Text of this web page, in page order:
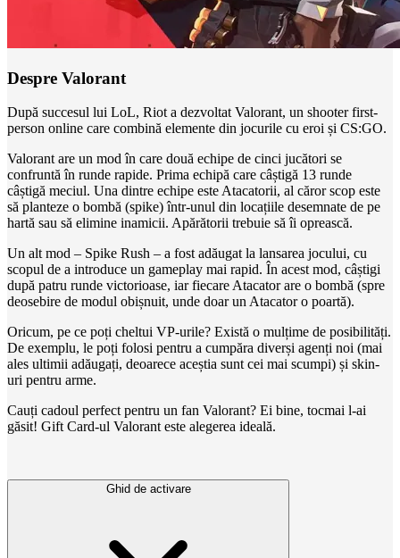
Despre Valorant
După succesul lui LoL, Riot a dezvoltat Valorant, un shooter first-
person online care combină elemente din jocurile cu eroi și CS:GO.
Valorant are un mod în care două echipe de cinci jucători se
confruntă în runde rapide. Prima echipă care câștigă 13 runde
câștigă meciul. Una dintre echipe este Atacatorii, al căror scop este
să planteze o bombă (spike) într-unul din locațiile desemnate de pe
hartă sau să elimine inamicii. Apărătorii trebuie să îi oprească.
Un alt mod – Spike Rush – a fost adăugat la lansarea jocului, cu
scopul de a introduce un gameplay mai rapid. În acest mod, câștigi
după patru runde victorioase, iar fiecare Atacator are o bombă (spre
deosebire de modul obișnuit, unde doar un Atacator o poartă).
Oricum, pe ce poți cheltui VP-urile? Există o mulțime de posibilități.
De exemplu, le poți folosi pentru a cumpăra diverși agenți noi (mai
ales ultimii adăugați, deoarece aceștia sunt cei mai scumpi) și skin-
uri pentru arme.
Cauți cadoul perfect pentru un fan Valorant? Ei bine, tocmai l-ai
găsit! Gift Card-ul Valorant este alegerea ideală.
Ghid de activare